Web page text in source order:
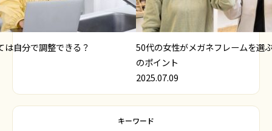
は自分で調整できる？
50代の女性がメガネフレームを選
のポイント
2025.07.09
キーワード